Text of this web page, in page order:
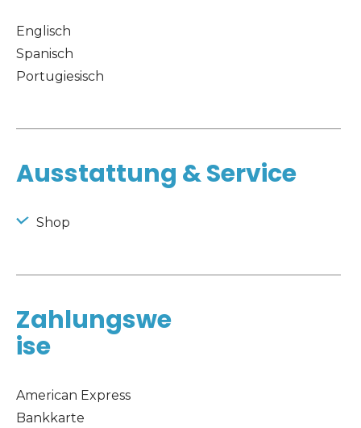
Englisch
Spanisch
Portugiesisch
Ausstattung & Service
Shop
Zahlungswe
ise
American Express
Bankkarte